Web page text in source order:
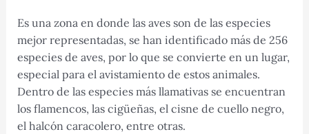
Es una zona en donde las aves son de las especies
mejor representadas, se han identificado más de 256
especies de aves, por lo que se convierte en un lugar,
especial para el avistamiento de estos animales.
Dentro de las especies más llamativas se encuentran
los flamencos, las cigüeñas, el cisne de cuello negro,
el halcón caracolero, entre otras.